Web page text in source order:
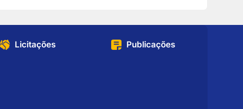
Licitações Publicações